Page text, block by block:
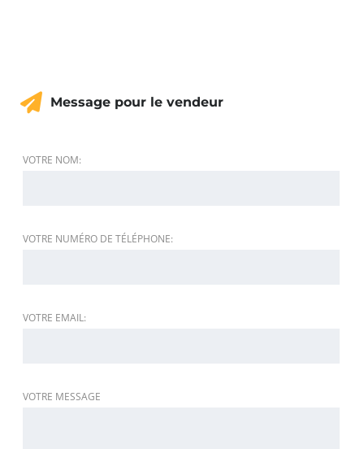
Message pour le vendeur
VOTRE NOM:
VOTRE NUMÉRO DE TÉLÉPHONE:
VOTRE EMAIL:
VOTRE MESSAGE